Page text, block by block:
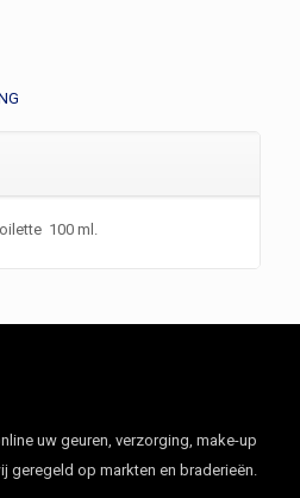
100 ml.
uw geuren, verzorging, make-up
geregeld op markten en braderieën.